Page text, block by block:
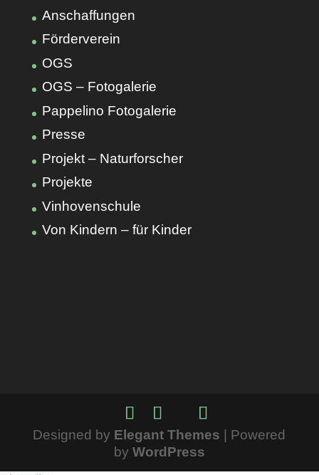
Anschaffungen
Förderverein
OGS
OGS – Fotogalerie
Pappelino Fotogalerie
Presse
Projekt – Naturforscher
Projekte
Vinhovenschule
Von Kindern – für Kinder
Designed by Elegant Themes | Powered
by WordPress